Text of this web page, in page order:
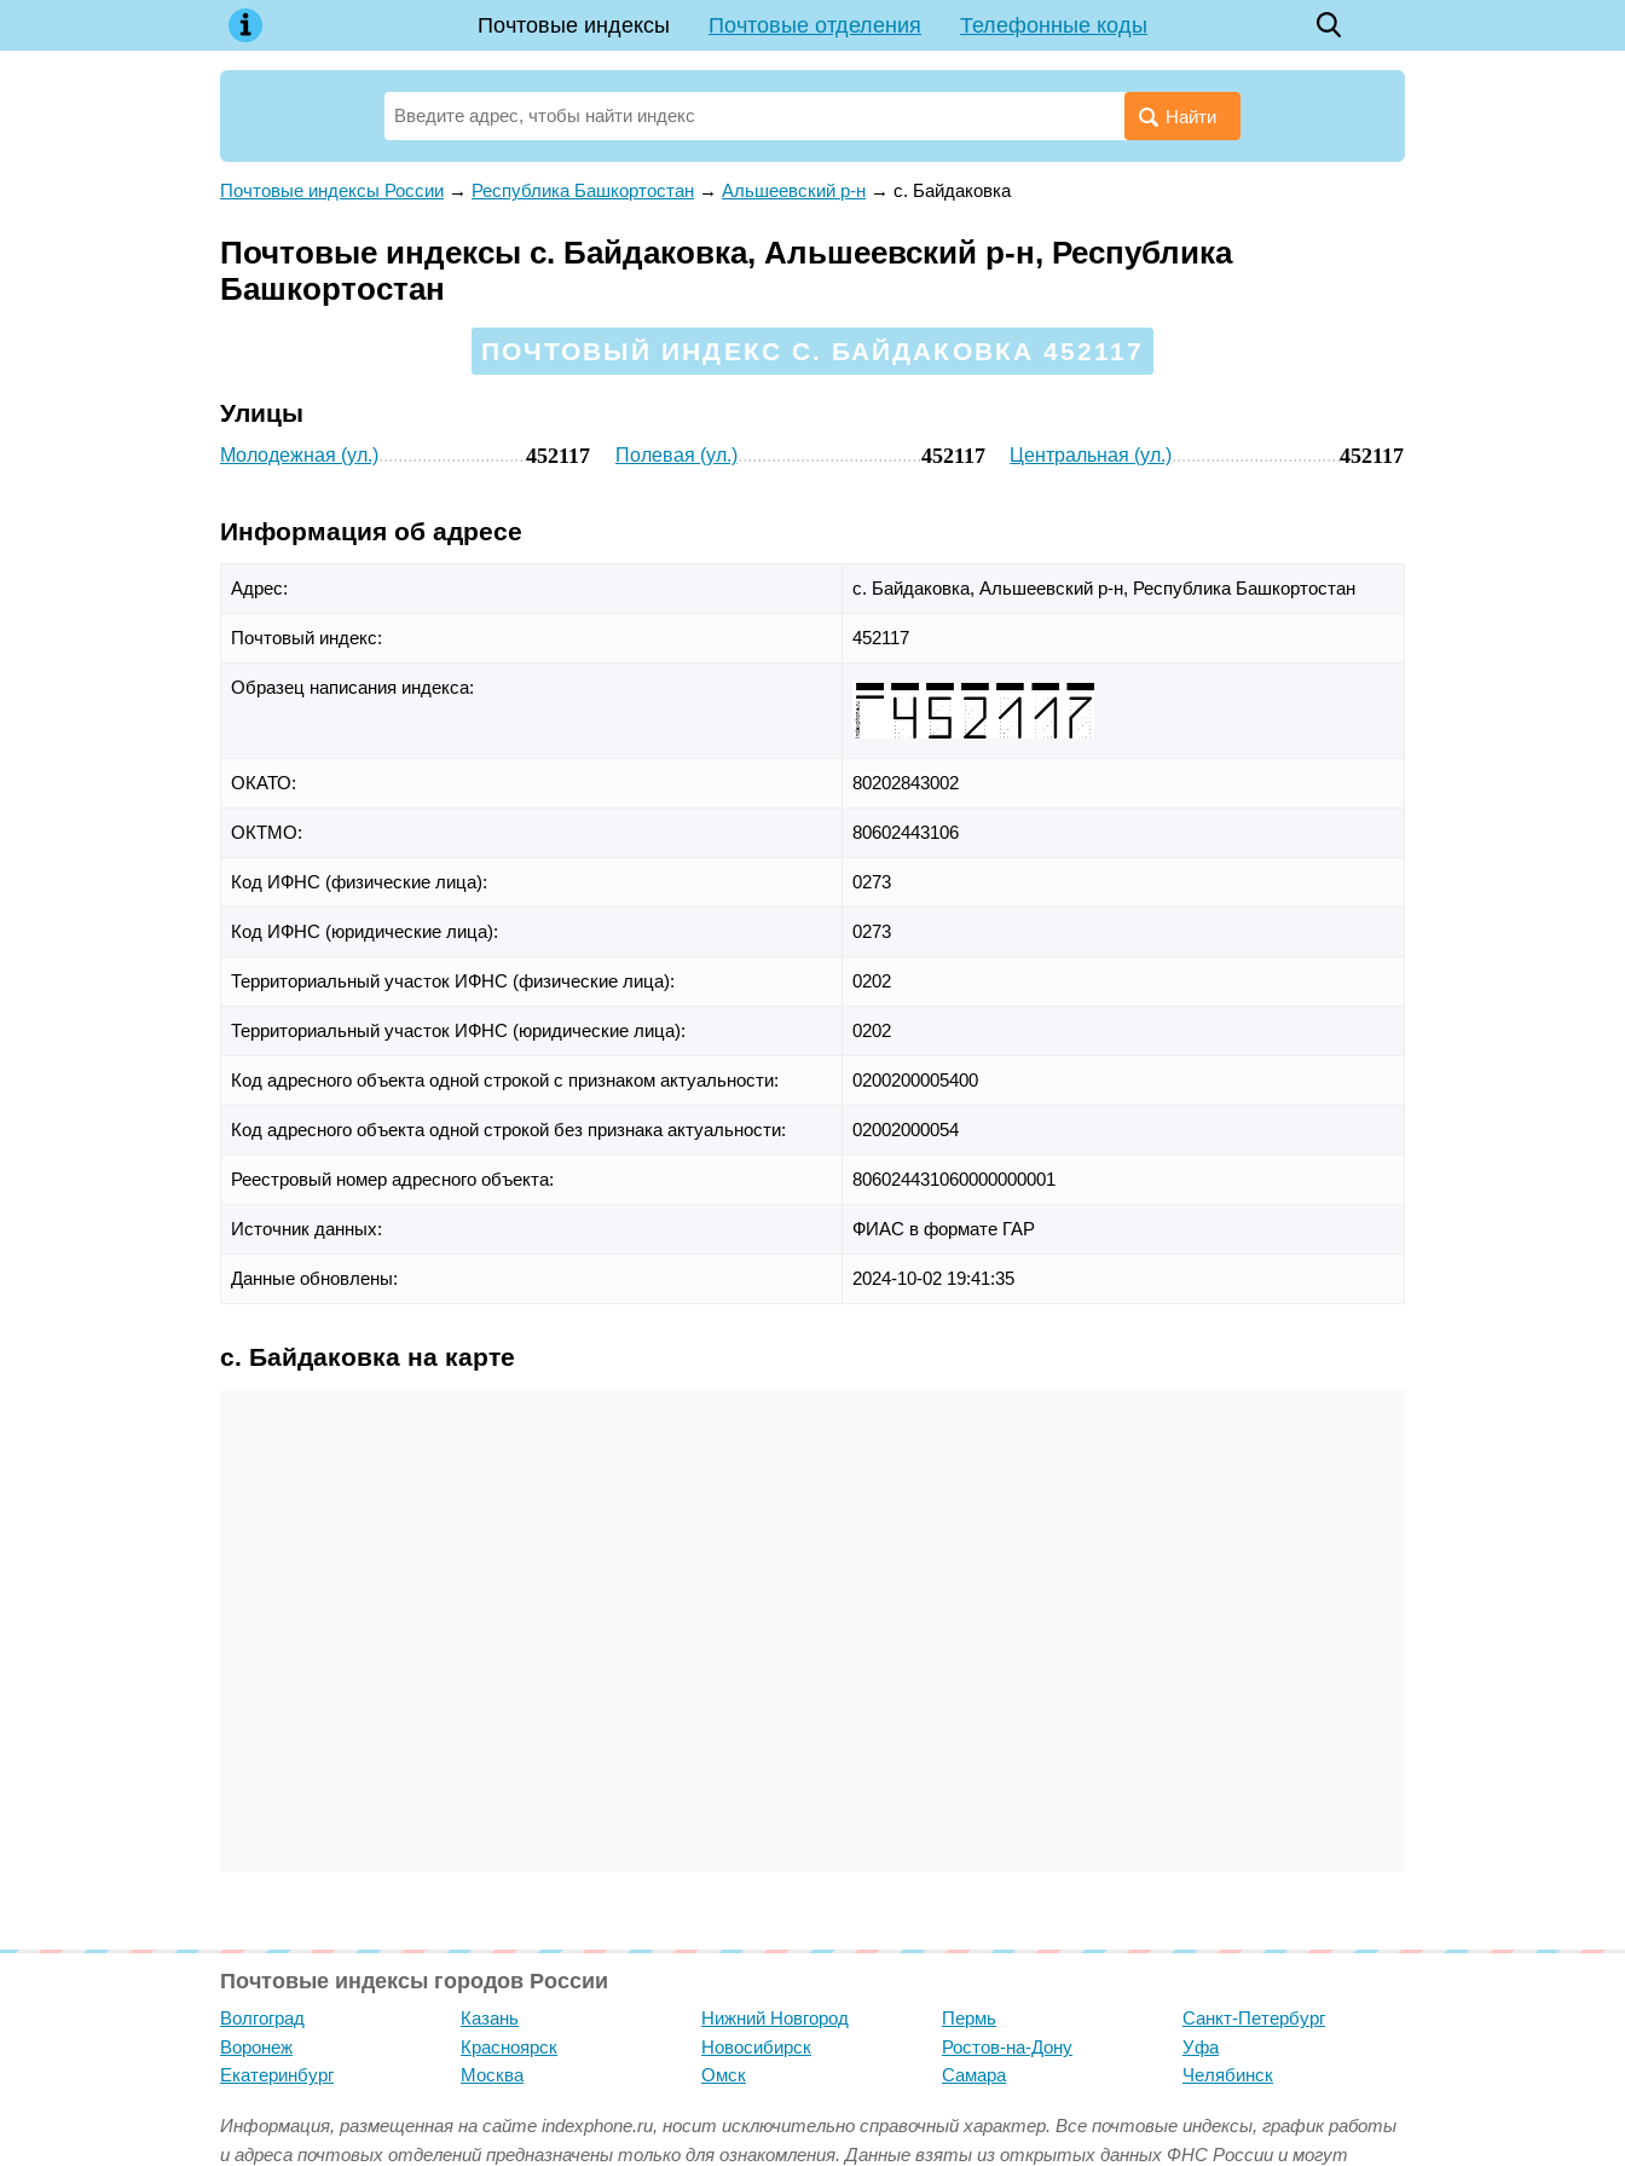
Почтовые индексы Почтовые отделения Телефонные коды
Найти
Почтовые индексы России → Республика Башкортостан → Альшеевский р-н → с. Байдаковка
Почтовые индексы с. Байдаковка, Альшеевский р-н, Республика
Башкортостан
ПОЧТОВЫЙ ИНДЕКС С. БАЙДАКОВКА 452117
Улицы
Молодежная (ул.) 452117 Полевая (ул.) 452117 Центральная (ул.) 452117
Информация об адресе
Адрес: с. Байдаковка, Альшеевский р-н, Республика Башкортостан
Почтовый индекс: 452117
Образец написания индекса:
ОКАТО: 80202843002
ОКТМО: 80602443106
Код ИФНС (физические лица): 0273
Код ИФНС (юридические лица): 0273
Территориальный участок ИФНС (физические лица): 0202
Территориальный участок ИФНС (юридические лица): 0202
Код адресного объекта одной строкой с признаком актуальности: 0200200005400
Код адресного объекта одной строкой без признака актуальности: 02002000054
Реестровый номер адресного объекта: 806024431060000000001
Источник данных: ФИАС в формате ГАР
Данные обновлены: 2024-10-02 19:41:35
с. Байдаковка на карте
Почтовые индексы городов России
Волгоград
Воронеж
Екатеринбург
Казань
Красноярск
Москва
Нижний Новгород
Новосибирск
Омск
Пермь
Ростов-на-Дону
Самара
Санкт-Петербург
Уфа
Челябинск
Информация, размещенная на сайте indexphone.ru, носит исключительно справочный характер. Все почтовые индексы, график работы
и адреса почтовых отделений предназначены только для ознакомления. Данные взяты из открытых данных ФНС России и могут